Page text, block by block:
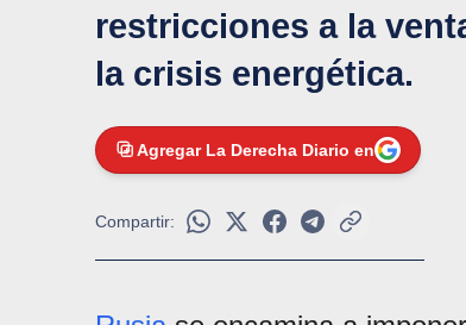
restricciones a la
la crisis energética.
Agregar La Derecha Diario en
Compartir: